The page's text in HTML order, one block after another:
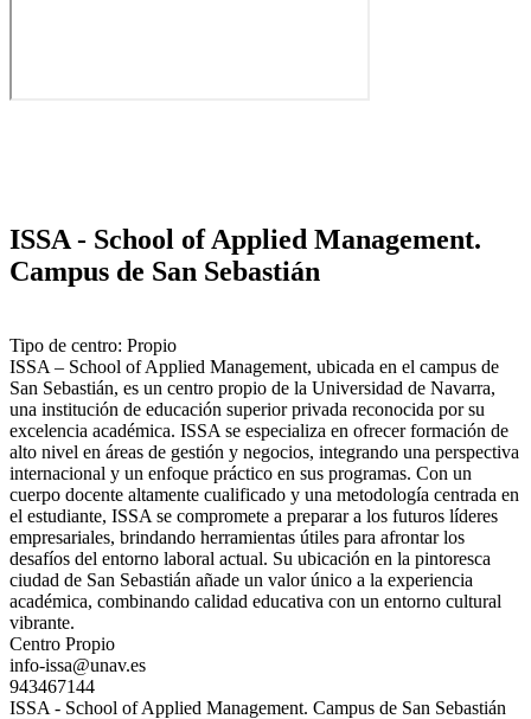
ISSA - School of Applied Management.
Campus de San Sebastián
Tipo de centro: Propio
ISSA – School of Applied Management, ubicada en el campus de
San Sebastián, es un centro propio de la Universidad de Navarra,
una institución de educación superior privada reconocida por su
excelencia académica. ISSA se especializa en ofrecer formación de
alto nivel en áreas de gestión y negocios, integrando una perspectiva
internacional y un enfoque práctico en sus programas. Con un
cuerpo docente altamente cualificado y una metodología centrada en
el estudiante, ISSA se compromete a preparar a los futuros líderes
empresariales, brindando herramientas útiles para afrontar los
desafíos del entorno laboral actual. Su ubicación en la pintoresca
ciudad de San Sebastián añade un valor único a la experiencia
académica, combinando calidad educativa con un entorno cultural
vibrante.
Centro Propio
info-issa@unav.es
943467144
ISSA - School of Applied Management. Campus de San Sebastián